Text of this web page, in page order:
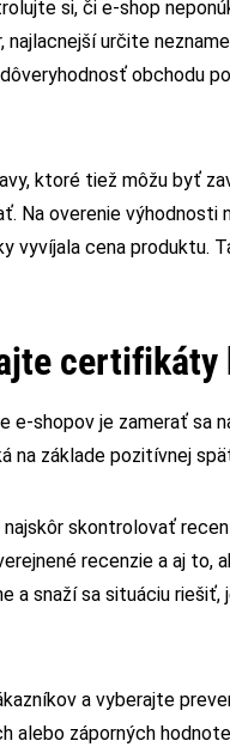
si, či e‑shop
určite
obchodu
ktoré tiež môžu byť
Na overenie výhodnosti
vyvíjala cena produktu.
certifikáty
shopov je zamerať sa
na základe pozitívnej
skontrolovať
recenzie a aj to,
a snaží sa situáciu
a vyberajte
alebo záporných